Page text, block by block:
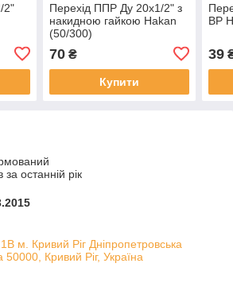
2"
Перехід ППР Ду 20х1/2" з
накидною гайкою Hakan
(50/300)
70₴
Купити
ВР
39
за останній рік
1В м. Кривий Ріг Дніпропетровська
50000, Кривий Ріг, Україна